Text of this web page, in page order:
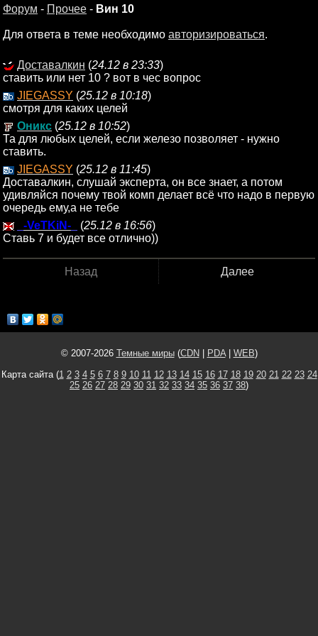
Форум - Прочее - Вин 10
Для ответа в теме необходимо авторизироваться.
Доставалкин (24.12 в 23:33)
ставить или нет 10 ? вот в чес вопрос
JIEGASSY (25.12 в 10:18)
смотря для каких целей
Оникс (25.12 в 10:52)
Та для любых целей, если железо позволяет - нужно
ставить.
JIEGASSY (25.12 в 11:45)
Доставалкин, слушай эксперта, он все знает, а потом
удивляйся почему твой комп делает всё что надо в первую
очередь ему,а не тебе
_-VeTKiN-_
(25.12 в 16:56)
Ставь 7 и будет все отлично))
Назад Далее
© 2007-2026 Темные миры(CDN PDA| WEB)
Карта сайта (1 2 3 4 5 6 7 8 9 10 11 12 13 14 15 16 17 18 19 20 21 22 23 24
25 26 27 28 29 30 31 32 33 34 35 36 37 38)